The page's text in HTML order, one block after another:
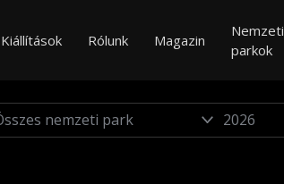
Kiállítások Rólunk Magazin
Nemzeti
parkok